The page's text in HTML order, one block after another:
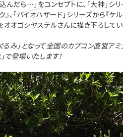
だら…」をコンセプトに、「大神」シリ
、「バイオハザード」シリーズから『ケ
オオゴシヤステルさんに描き下ろして
み」となって全国のカプコン直営アミ
で登場いたします！